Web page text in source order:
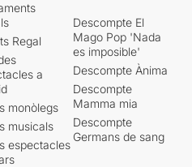
Regal
a
monòlegs
musicals
espectacles
Descompte El
Mago Pop 'Nada
es imposible'
Descompte Ànima
Descompte
Mamma mia
Descompte
Germans de sang